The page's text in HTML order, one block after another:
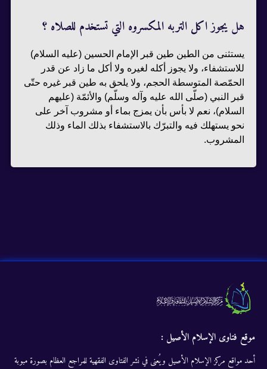
هل يجوز اكل التربه المكسروه التي تستخدم للصلاه ؟
يستثنى من الطين طين قبر الإمام الحسين (عليه السلام)
للاستشفاء، ولا يجوز أكله لغيره ولا أكل ما زاد عن قدر
الحمّصة المتوسطة الحجم، ولا يلحق به طين قبر غيره حتّى
قبر النبي (صلّى الله عليه وآله وسلّم) والأئمّة (عليهم
السلام)، نعم لا بأس بأن يمزج بماء أو مشروب آخر على
نحو يستهلك فيه والتبرّك بالاستشفاء بذلك الماء وذلك
المشروب.
موقع فتاوى الإسلام الأصيل :
أحد مواقع مركز الإسلام الأصيل ويُعنى في نشر الفتاوى الفقهية للمراجع العظام بصورة مبوبة